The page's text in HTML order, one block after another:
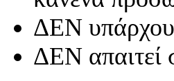
ΔΕΝ
ΔΕΝ απαιτεί